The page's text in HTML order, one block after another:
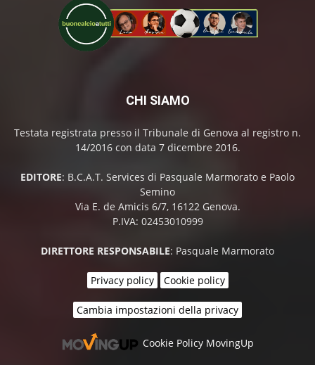
CHI SIAMO
Testata registrata presso il Tribunale di Genova al registro n.
14/2016 con data 7 dicembre 2016.
EDITORE: B.C.A.T. Services di Pasquale Marmorato e Paolo
Semino
Via E. de Amicis 6/7, 16122 Genova.
P.IVA: 02453010999
DIRETTORE RESPONSABILE: Pasquale Marmorato
Privacy policy Cookie policy
Cambia impostazioni della privacy
Cookie Policy MovingUp